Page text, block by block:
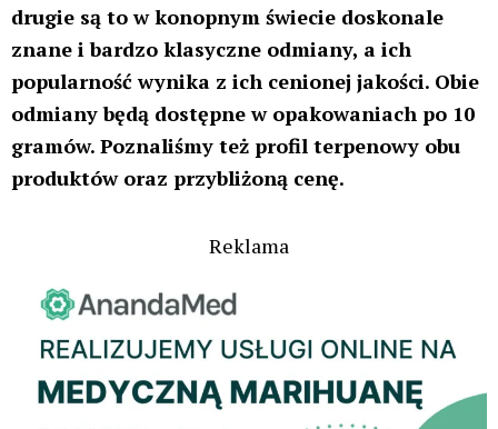
drugie są to w konopnym świecie doskonale
znane i bardzo klasyczne odmiany, a ich
popularność wynika z ich cenionej jakości. Obie
odmiany będą dostępne w opakowaniach po 10
gramów. Poznaliśmy też profil terpenowy obu
produktów oraz przybliżoną cenę.
Reklama